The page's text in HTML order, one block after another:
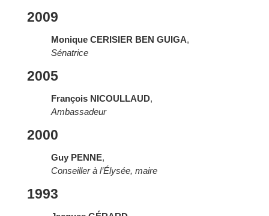
2009
Monique CERISIER BEN GUIGA,
Sénatrice
2005
François NICOULLAUD,
Ambassadeur
2000
Guy PENNE,
Conseiller à l’Élysée, maire
1993